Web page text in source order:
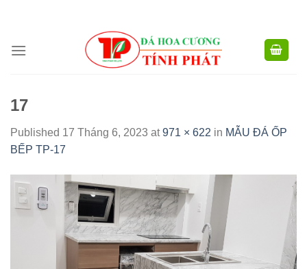
17
Published 17 Tháng 6, 2023 at971 × 622 in MẪU ĐÁ ỐP
BẾP TP-17